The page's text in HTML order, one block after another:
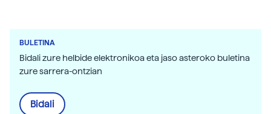
BULETINA
Bidali zure helbide elektronikoa eta jaso asteroko buletina
zure sarrera-ontzian
Bidali